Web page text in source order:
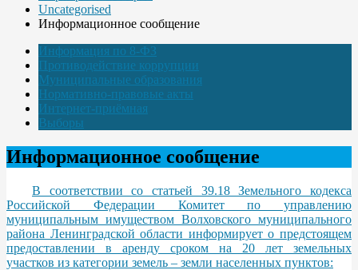
Uncategorised
Информационное сообщение
Информация по 8-ФЗ
Противодействие коррупции
Муниципальные образования
Нормативно-правовые акты
Интернет-приёмная
Выборы
Информационное сообщение
В соответствии со статьей 39.18 Земельного кодекса
Российской Федерации Комитет по управлению
муниципальным имуществом Волховского муниципального
района Ленинградской области информирует о предстоящем
предоставлении в аренду сроком на 20 лет земельных
участков из категории земель – земли населенных пунктов: